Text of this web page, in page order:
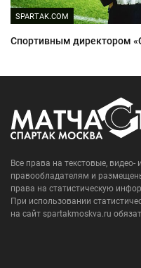
SPARTAK.COM
Спортивным директором
Все права на текстовые,
правообладателям и
права на статистическую
При использовании
на сайт spartakmoskva.ru